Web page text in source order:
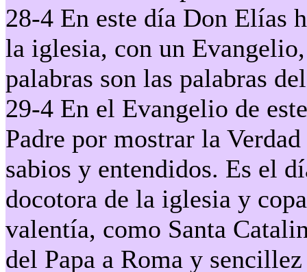
28-4 En este día Don Elías
la iglesia, con un
palabras son las palabras
29-4 En el Evangelio de
Padre por mostrar la
sabios y entendidos. Es el
docotora de la iglesia y
valentía, como Santa
del Papa a Roma y